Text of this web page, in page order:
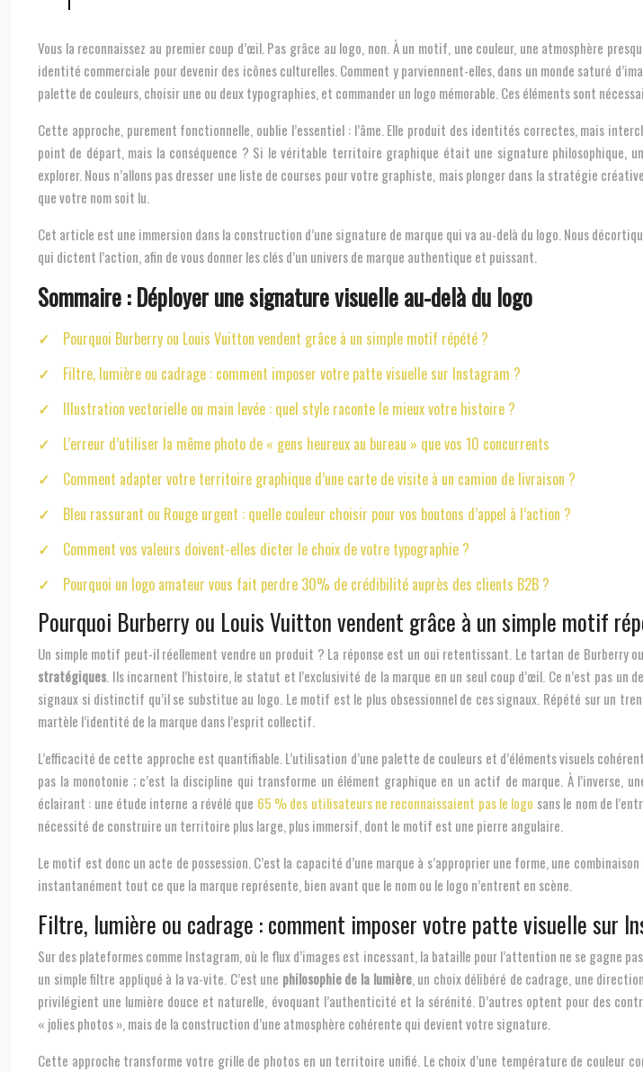
Vous la reconnaissez au premier coup d’œil. Pas grâce au logo, non. À un motif, une couleur, une atmosphère
identité commerciale pour devenir des icônes culturelles. Comment y parviennent-elles, dans un monde saturé
palette de couleurs, choisir une ou deux typographies, et commander un logo mémorable. Ces éléments sont
Cette approche, purement fonctionnelle, oublie l’essentiel : l’âme. Elle produit des identités correctes, mais
point de départ, mais la conséquence ? Si le véritable territoire graphique était une signature philosophique,
explorer. Nous n’allons pas dresser une liste de courses pour votre graphiste, mais plonger dans la stratégie
que votre nom soit lu.
Cet article est une immersion dans la construction d’une signature de marque qui va au-delà du logo. Nous
qui dictent l’action, afin de vous donner les clés d’un univers de marque authentique et puissant.
Sommaire : Déployer une signature visuelle au-delà du logo
Pourquoi Burberry ou Louis Vuitton vendent grâce à un simple motif répété ?
Filtre, lumière ou cadrage : comment imposer votre patte visuelle sur Instagram ?
Illustration vectorielle ou main levée : quel style raconte le mieux votre histoire ?
L’erreur d’utiliser la même photo de « gens heureux au bureau » que vos 10 concurrents
Comment adapter votre territoire graphique d’une carte de visite à un camion de livraison ?
Bleu rassurant ou Rouge urgent : quelle couleur choisir pour vos boutons d’appel à l’action ?
Comment vos valeurs doivent-elles dicter le choix de votre typographie ?
Pourquoi un logo amateur vous fait perdre 30% de crédibilité auprès des clients B2B ?
Pourquoi Burberry ou Louis Vuitton vendent grâce à un simple motif
Un simple motif peut-il réellement vendre un produit ? La réponse est un oui retentissant. Le tartan de Burberry
stratégiques . Ils incarnent l’histoire, le statut et l’exclusivité de la marque en un seul coup d’œil. Ce n’est pas
signaux si distinctif qu’il se substitue au logo. Le motif est le plus obsessionnel de ces signaux. Répété sur un
martèle l’identité de la marque dans l’esprit collectif.
L’efficacité de cette approche est quantifiable. L’utilisation d’une palette de couleurs et d’éléments visuels
pas la monotonie ; c’est la discipline qui transforme un élément graphique en un actif de marque. À
éclairant : une étude interne a révélé que 65 % des utilisateurs ne reconnaissaient pas le logo sans le nom de
nécessité de construire un territoire plus large, plus immersif, dont le motif est une pierre angulaire.
Le motif est donc un acte de possession. C’est la capacité d’une marque à s’approprier une forme, une
instantanément tout ce que la marque représente, bien avant que le nom ou le logo n’entrent en scène.
Filtre, lumière ou cadrage : comment imposer votre patte visuelle sur
Sur des plateformes comme Instagram, où le flux d’images est incessant, la bataille pour l’attention ne se
un simple filtre appliqué à la va-vite. C’est une philosophie de la lumière, un choix délibéré de cadrage, une
privilégient une lumière douce et naturelle, évoquant l’authenticité et la sérénité. D’autres optent pour des
« jolies photos », mais de la construction d’une atmosphère cohérente qui devient votre signature.
Cette approche transforme votre grille de photos en un territoire unifié. Le choix d’une température de couleur